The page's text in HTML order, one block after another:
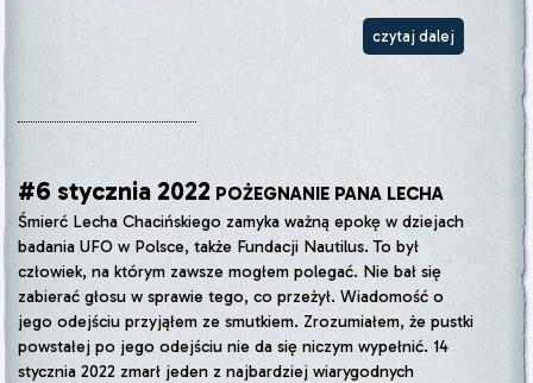
czytaj dalej
#6 stycznia 2022 POŻEGNANIE PANA LECHA
Śmierć Lecha Chacińskiego zamyka ważną epokę w dziejach
badania UFO w Polsce, także Fundacji Nautilus. To był
człowiek, na którym zawsze mogłem polegać. Nie bał się
zabierać głosu w sprawie tego, co przeżył. Wiadomość o
jego odejściu przyjąłem ze smutkiem. Zrozumiałem, że pustki
powstałej po jego odejściu nie da się niczym wypełnić. 14
stycznia 2022 zmarł jeden z najbardziej wiarygodnych